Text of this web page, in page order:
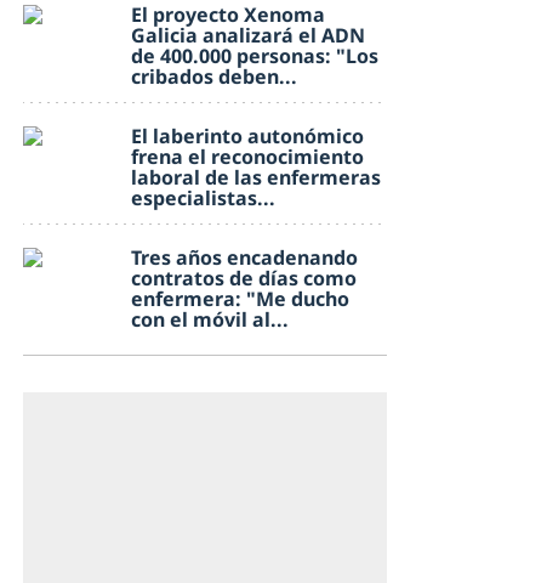
El proyecto Xenoma
Galicia analizará el ADN
de 400.000 personas: "Los
cribados deben...
El laberinto autonómico
frena el reconocimiento
laboral de las enfermeras
especialistas...
Tres años encadenando
contratos de días como
enfermera: "Me ducho
con el móvil al...